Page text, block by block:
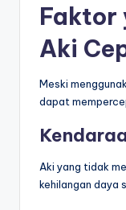
Faktor
Aki
Meski
dapat
Aki yang tidak
kehilangan daya